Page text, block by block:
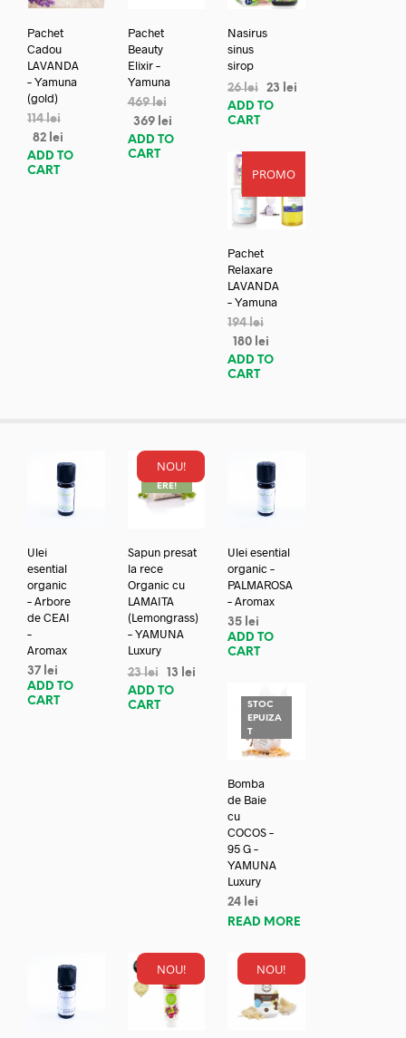
Pachet
Cadou
LAVANDA
– Yamuna
(gold)
114lei
82 lei
ADD TO
CART
Pachet
Beauty
Elixir –
Yamuna
469lei
369 lei
ADD TO
CART
Nasirus
sinus
sirop
26lei 23
lei
ADD TO
CART
PROMO
REDUC
Pachet
Relaxare
LAVANDA
– Yamuna
194lei
180 lei
ADD TO
CART
Ulei
esential
organic
– Arbore
de CEAI
–
Aromax
37 lei
ADD TO
CART
NOU!
REDUC
ERE!
Sapun presat
la rece
Organic cu
LAMAITA
(Lemongrass)
– YAMUNA
Luxury
23lei 13
lei
ADD TO
CART
Ulei esential
organic –
PALMAROSA
– Aromax
35 lei
ADD TO
CART
STOC
EPUIZA
T
Bomba
de Baie
cu
COCOS –
95 G –
YAMUNA
Luxury
24 lei
READ MORE
NOU! NOU!